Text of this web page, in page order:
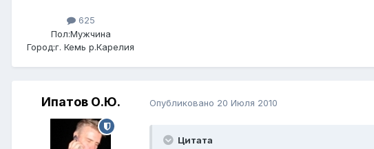
625
Пол:Мужчина
Город:г. Кемь р.Карелия
Ипатов О.Ю. Опубликовано 20 Июля 2010
Цитата